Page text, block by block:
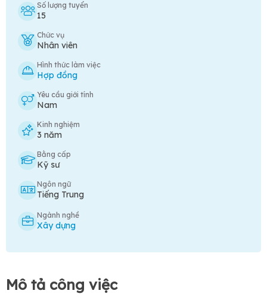
Số lượng tuyển
15
Chức vụ
Nhân viên
Hình thức làm việc
Hợp đồng
Yêu cầu giới tính
Nam
Kinh nghiệm
3 năm
Bằng cấp
Kỹ sư
Ngôn ngữ
Tiếng Trung
Ngành nghề
Xây dựng
Mô tả công việc